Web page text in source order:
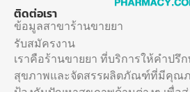
ติดต่อเรา
ข้อมูลสาขาร้านขายยา
รับสมัครงาน
เราคือร้านขายยา ที่บริการให้คำป
สุขภาพและจัดสรรผลิตภัณฑ์ที่มีคุณ